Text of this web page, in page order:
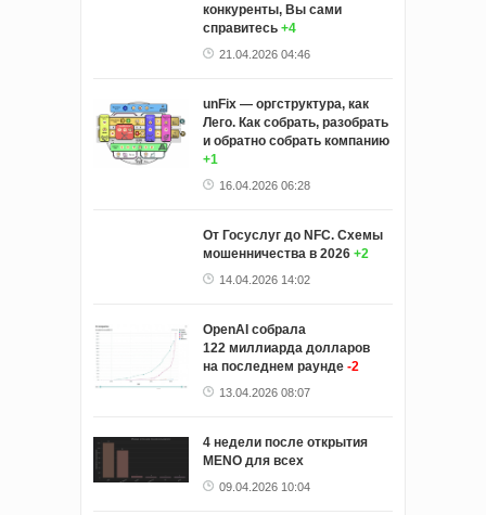
конкуренты, Вы сами
справитесь +4
21.04.2026 04:46
unFix — оргструктура, как
Лего. Как собрать, разобрать
и обратно собрать компанию
+1
16.04.2026 06:28
От Госуслуг до NFC. Cхемы
мошенничества в 2026 +2
14.04.2026 14:02
OpenAI собрала
122 миллиарда долларов
на последнем раунде -2
13.04.2026 08:07
4 недели после открытия
MENO для всех
09.04.2026 10:04